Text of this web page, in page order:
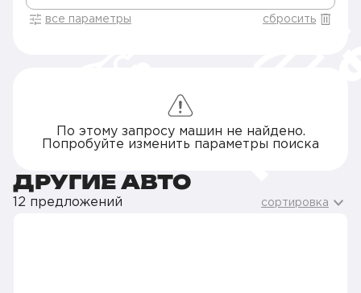
все параметры сбросить
По этому запросу машин не найдено.
Попробуйте изменить параметры поиска
ДРУГИЕ АВТО
12 предложений сортировка